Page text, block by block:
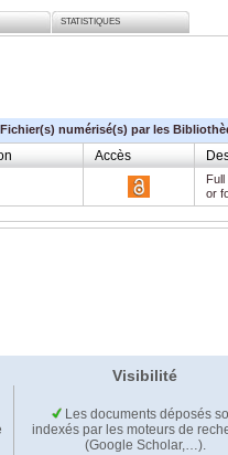
STATISTIQUES
Fichier(s) numérisé(s) par les
Accès
or
Visibilité
Les documents déposés
indexés par les moteurs de
(Google Scholar,…).